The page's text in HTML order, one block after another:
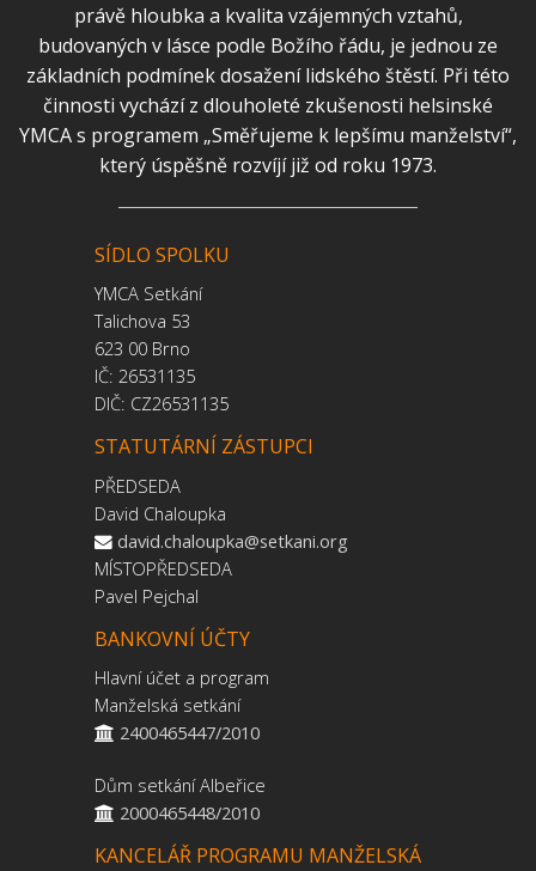
právě hloubka a kvalita vzájemných vztahů,
budovaných v lásce podle Božího řádu, je jednou ze
základních podmínek dosažení lidského štěstí. Při této
činnosti vychází z dlouholeté zkušenosti helsinské
YMCA s programem „Směřujeme k lepšímu manželství“,
který úspěšně rozvíjí již od roku 1973.
SÍDLO SPOLKU
YMCA Setkání
Talichova 53
623 00 Brno
IČ: 26531135
DIČ: CZ26531135
STATUTÁRNÍ ZÁSTUPCI
PŘEDSEDA
David Chaloupka
david.chaloupka@setkani.org
MÍSTOPŘEDSEDA
Pavel Pejchal
BANKOVNÍ ÚČTY
Hlavní účet a program
Manželská setkání
2400465447/2010
Dům setkání Albeřice
2000465448/2010
KANCELÁŘ PROGRAMU MANŽELSKÁ